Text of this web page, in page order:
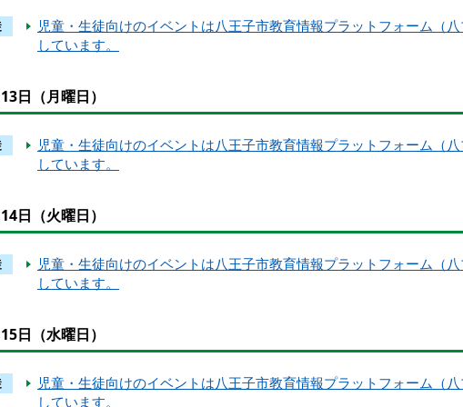
児童・生徒向けのイベントは八王子市教育情報プラットフォーム（
しています。
日（月曜日）
児童・生徒向けのイベントは八王子市教育情報プラットフォーム（
しています。
日（火曜日）
児童・生徒向けのイベントは八王子市教育情報プラットフォーム（
しています。
日（水曜日）
児童・生徒向けのイベントは八王子市教育情報プラットフォーム（
しています。